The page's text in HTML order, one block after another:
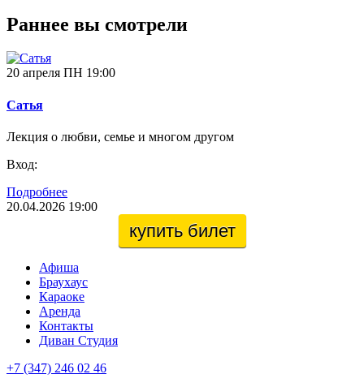
Раннее вы смотрели
20 апреля ПН 19:00
Сатья
Лекция о любви, семье и многом другом
Вход:
Подробнее
20.04.2026 19:00
купить билет
Афиша
Браухаус
Караоке
Аренда
Контакты
Диван Студия
+7 (347) 246 02 46